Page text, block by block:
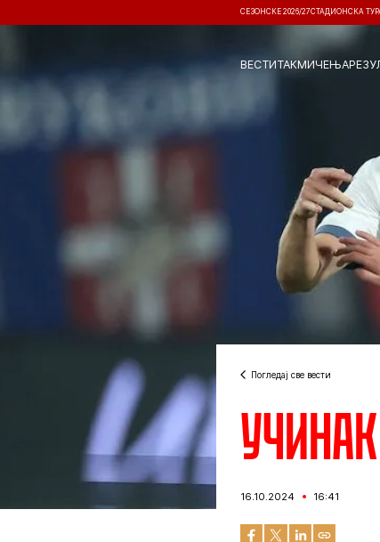
СЕЗОНСКЕ 2026/27СТАДИОНСКА
ВЕСТИТАКМИЧЕЊА
Погледај све вести
16.10.2024 16:41